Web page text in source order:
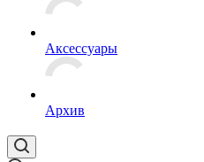
Аксессуары
Архив